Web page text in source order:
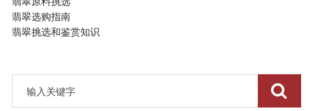
翡翠选购指南
翡翠挑选和鉴赏知识